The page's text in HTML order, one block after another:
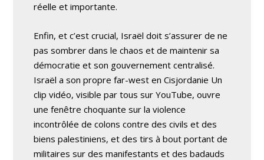
réelle et importante.
Enfin, et c’est crucial, Israël doit s’assurer de ne
pas sombrer dans le chaos et de maintenir sa
démocratie et son gouvernement centralisé.
Israël a son propre far-west en Cisjordanie Un
clip vidéo, visible par tous sur YouTube, ouvre
une fenêtre choquante sur la violence
incontrôlée de colons contre des civils et des
biens palestiniens, et des tirs à bout portant de
militaires sur des manifestants et des badauds